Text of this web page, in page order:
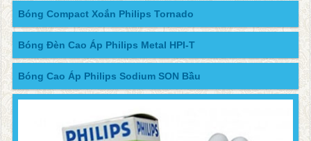
Bóng Compact Xoắn Philips Tornado
Bóng Đèn Cao Áp Philips Metal HPI-T
Bóng Cao Áp Philips Sodium SON Bầu